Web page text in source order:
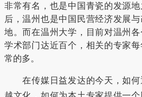
非常有名，也是中国青瓷的发源
后，温州也是中国民营经济发展
地。而在温州大学，目前对温州
学术部门达近百个，相关的专家
常的多。
在传媒日益发达的今天，如